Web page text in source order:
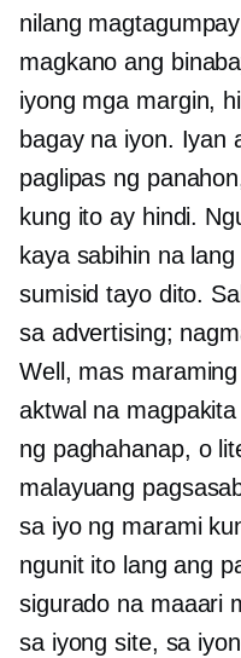
nilang
magkano ang
iyong mga margin,
bagay na iyon. Iyan
paglipas ng
kung ito ay hindi.
kaya sabihin na
sumisid tayo dito.
sa advertising;
Well, mas
aktwal na
ng paghahanap, o
malayuang
sa iyo ng marami
ngunit ito lang ang
sigurado na maaari
sa iyong site, sa